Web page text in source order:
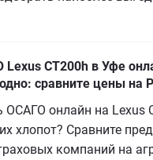
Lexus CT200h в Уфе
сравните цены на
ОСАГО онлайн на Lexus
хлопот? Сравните
компаний на